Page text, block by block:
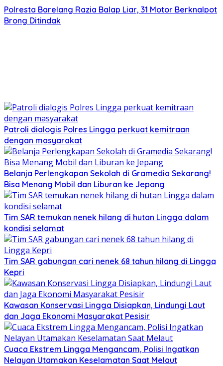
Polresta Barelang Razia Balap Liar, 31 Motor Berknalpot
Brong Ditindak
Patroli dialogis Polres Lingga perkuat kemitraan
dengan masyarakat
Belanja Perlengkapan Sekolah di Gramedia Sekarang!
Bisa Menang Mobil dan Liburan ke Jepang
Tim SAR temukan nenek hilang di hutan Lingga dalam
kondisi selamat
Tim SAR gabungan cari nenek 68 tahun hilang di Lingga
Kepri
Kawasan Konservasi Lingga Disiapkan, Lindungi Laut
dan Jaga Ekonomi Masyarakat Pesisir
Cuaca Ekstrem Lingga Mengancam, Polisi Ingatkan
Nelayan Utamakan Keselamatan Saat Melaut